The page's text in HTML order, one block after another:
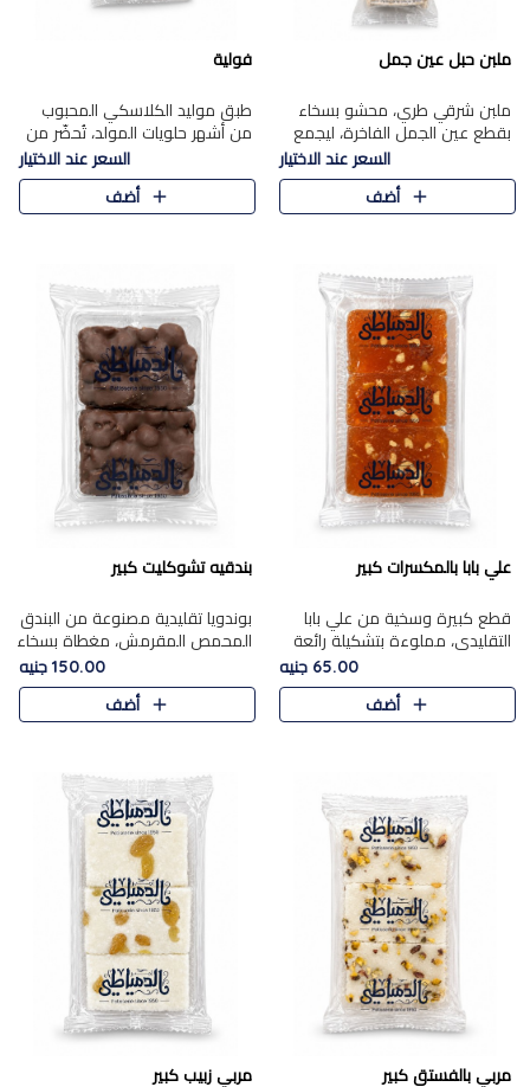
ملبن حبل عين جمل
ملبن شرقي طري، محشو بسخاء
بقطع عين الجمل الفاخرة، ليجمع
بين القوام الناعم وقرمشة الجوز
في مذاق شرقي أصيل.
السعر عند الاختيار
أضف
فولية
طبق موليد الكلاسكي المحبوب
من أشهر حلويات المولد، تُحضّر من
فول سوداني محمص بعناية
ومغلف بطبقة رقيقة من السكر
المكرمل، لتمنحك قرمشة أصيلة
السعر عند الاختيار
أضف
علي بابا بالمكسرات كبير
قطع كبيرة وسخية من علي بابا
التقليدي، مملوءة بتشكيلة رائعة
من المكسرات المحمصة المحمرة.
65.00 جنيه
أضف
بندقيه تشوكليت كبير
بوندويا تقليدية مصنوعة من البندق
المحمص المقرمش، مغطاة بسخاء
بشوكولاتة فاخرة غنية لتحقيق
التوازن المثالي بين قوام القرمشة
ونكهة الشوكولاتة ا..
150.00 جنيه
أضف
مربي بالفستق كبير مربي زبيب كبير